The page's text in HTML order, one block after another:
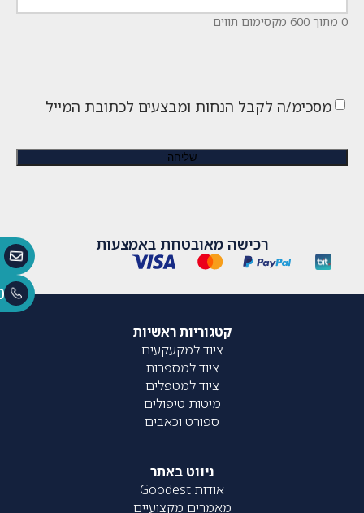
0 מתוך 600 מקסימום תווים
מסכימ/ה לקבל הנחות ומבצעים לכתובת המייל
רכישה מאובטחת באמצעות
קטגוריות ראשיות
ציוד למקעקעים
ציוד למספרות
ציוד למטפלים
מיטות טיפולים
ספורט וכאבים
ניווט באתר
אודות Goodest
מאמרים מקצועיים